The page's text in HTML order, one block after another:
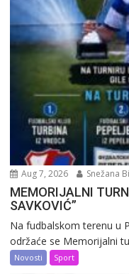
Aug 7, 2026 Snežana
MEMORIJALNI
SAVKOVIĆ”
Na fudbalskom terenu u
održaće se Memorijalni
Novosti Sport